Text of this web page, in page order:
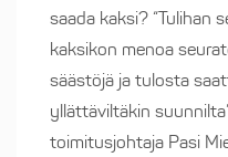
saada kaksi? “Tulihan
kaksikon menoa
säästöjä ja tulosta
yllättäviltäkin
toimitusjohtaja Pasi